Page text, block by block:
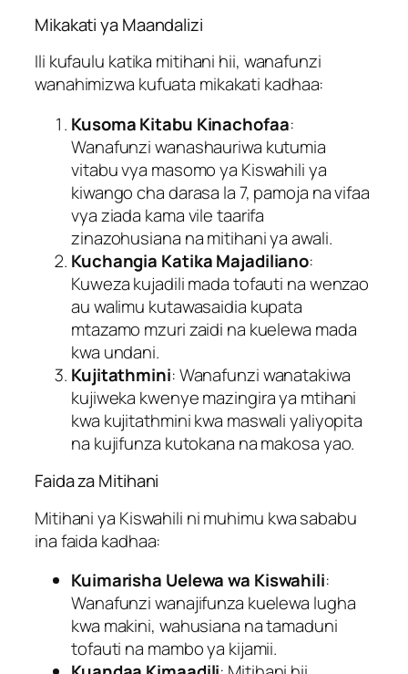
Mikakati ya Maandalizi
Ili kufaulu katika mitihani hii, wanafunzi
wanahimizwa kufuata mikakati kadhaa:
Kusoma Kitabu Kinachofaa:
Wanafunzi wanashauriwa kutumia
vitabu vya masomo ya Kiswahili ya
kiwango cha darasa la 7, pamoja na vifaa
vya ziada kama vile taarifa
zinazohusiana na mitihani ya awali.
Kuchangia Katika Majadiliano:
Kuweza kujadili mada tofauti na wenzao
au walimu kutawasaidia kupata
mtazamo mzuri zaidi na kuelewa mada
kwa undani.
Kujitathmini: Wanafunzi wanatakiwa
kujiweka kwenye mazingira ya mtihani
kwa kujitathmini kwa maswali yaliyopita
na kujifunza kutokana na makosa yao.
Faida za Mitihani
Mitihani ya Kiswahili ni muhimu kwa sababu
ina faida kadhaa:
Kuimarisha Uelewa wa Kiswahili:
Wanafunzi wanajifunza kuelewa lugha
kwa makini, wahusiana na tamaduni
tofauti na mambo ya kijamii.